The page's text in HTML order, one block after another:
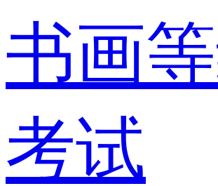
书画
考试